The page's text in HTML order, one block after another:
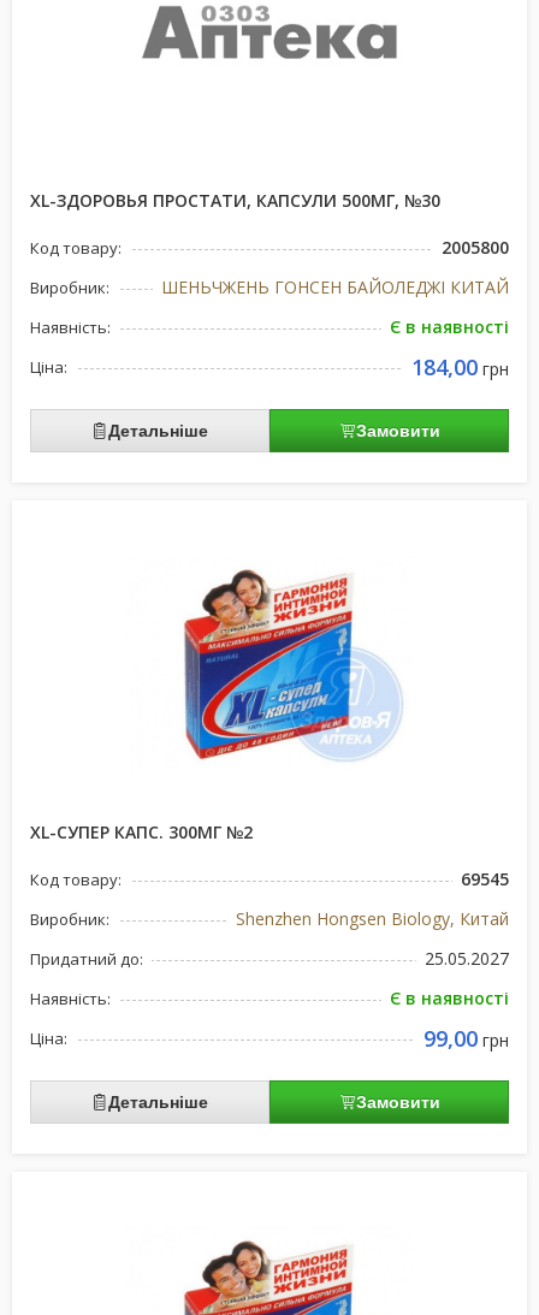
XL-ЗДОРОВЬЯ ПРОСТАТИ, КАПСУЛИ 500МГ, №30
Код товару: 2005800
Виробник: ШЕНЬЧЖЕНЬ ГОНСЕН БАЙОЛЕДЖІ КИТАЙ
Наявність: Є в наявності
Ціна: 184,00 грн
Детальніше Замовити
XL-СУПЕР КАПС. 300МГ №2
Код товару: 69545
Виробник: Shenzhen Hongsen Biology, Китай
Придатний до: 25.05.2027
Наявність: Є в наявності
Ціна: 99,00 грн
Детальніше Замовити